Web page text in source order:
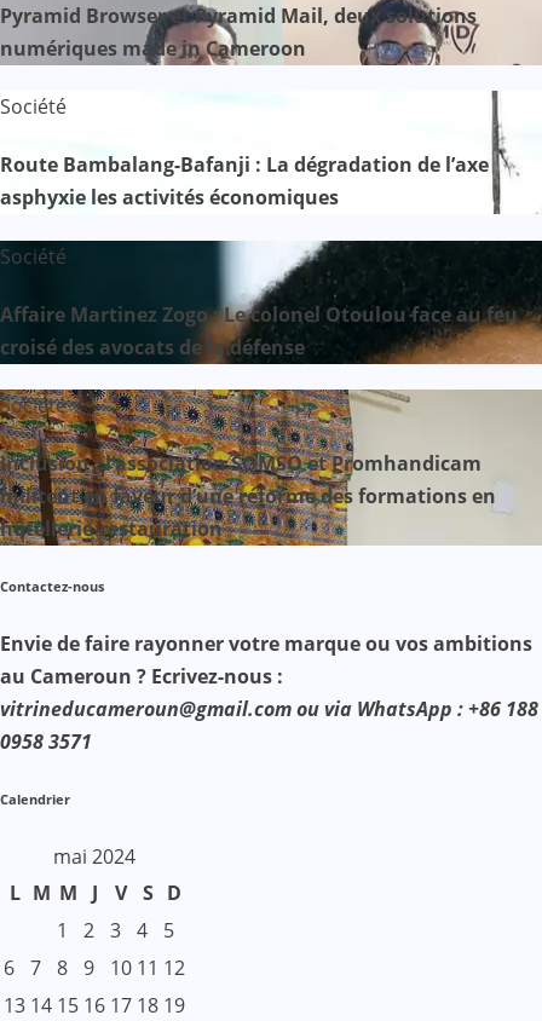
Pyramid Browser et Pyramid Mail, deux solutions
numériques made in Cameroon
Société
Route Bambalang-Bafanji : La dégradation de l’axe
asphyxie les activités économiques
Société
Affaire Martinez Zogo : Le colonel Otoulou face au feu
croisé des avocats de la défense
Société
Inclusion : l’association SOMSO et Promhandicam
militent en faveur d’une réforme des formations en
hôtellerie-restauration
Contactez-nous
Envie de faire rayonner votre marque ou vos ambitions
au Cameroun ? Ecrivez-nous :
vitrineducameroun@gmail.com ou via WhatsApp : +86 188
0958 3571
Calendrier
mai 2024
L M M J V S D
1
2 3 4
5
6 7 8 9 10 11 12
13 14 15 16 17 18 19